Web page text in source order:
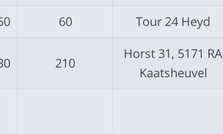
Tour 24 Heyd
60
Horst 31, 5171 RA
Kaatsheuvel
210